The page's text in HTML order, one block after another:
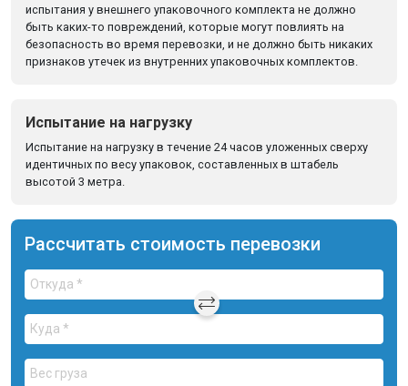
испытания у внешнего упаковочного комплекта не должно
быть каких-то повреждений, которые могут повлиять на
безопасность во время перевозки, и не должно быть никаких
признаков утечек из внутренних упаковочных комплектов.
Испытание на нагрузку
Испытание на нагрузку в течение 24 часов уложенных сверху
идентичных по весу упаковок, составленных в штабель
высотой 3 метра.
Рассчитать стоимость перевозки